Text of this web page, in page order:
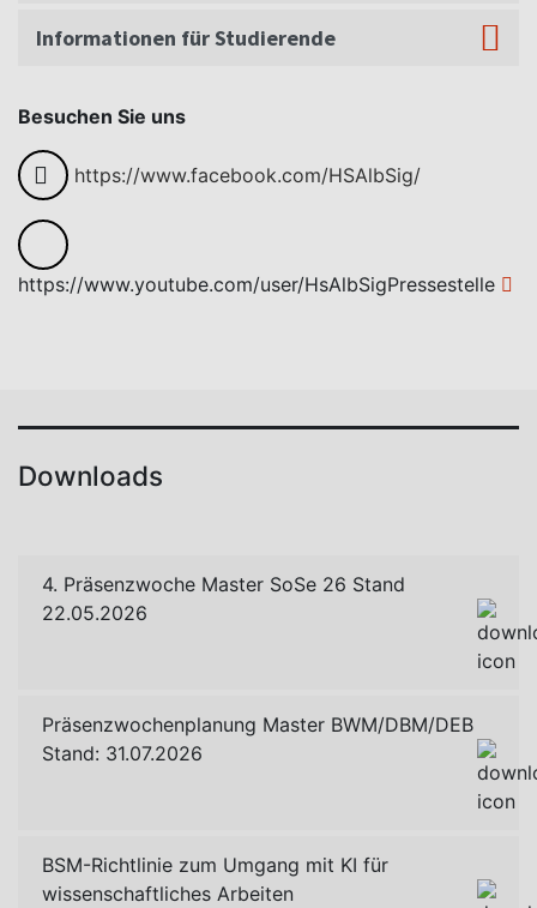
Informationen für Studierende
Besuchen Sie uns
https://www.facebook.com/HSAlbSig/
https://www.youtube.com/user/HsAlbSigPressestelle
Downloads
4. Präsenzwoche Master SoSe 26 Stand
22.05.2026
Präsenzwochenplanung Master BWM/DBM/DEB
Stand: 31.07.2026
BSM-Richtlinie zum Umgang mit KI für
wissenschaftliches Arbeiten